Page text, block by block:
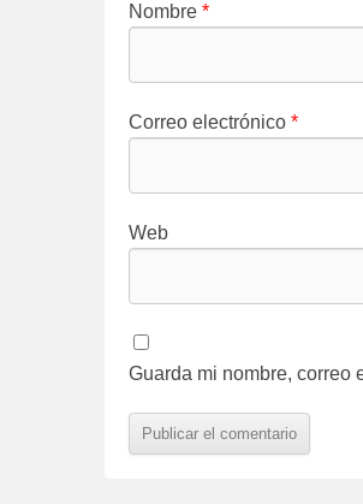
Nombre *
Correo electrónico *
Web
Guarda mi nombre, correo